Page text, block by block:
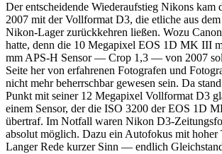
Der entscheidende Wiederaufstieg Nikons kam
2007 mit der Vollformat D3, die etliche aus
Nikon-Lager zurückkehren ließen. Wozu
hatte, denn die 10 Megapixel EOS 1D MK III
mm APS-H Sensor — Crop 1,3 — von 2007
Seite her von erfahrenen Fotografen und
nicht mehr beherrschbar gewesen sein. Da
Punkt mit seiner 12 Megapixel Vollformat D3
einem Sensor, der die ISO 3200 der EOS 1D
übertraf. Im Notfall waren Nikon D3-
absolut möglich. Dazu ein Autofokus mit hoher
Langer Rede kurzer Sinn — endlich